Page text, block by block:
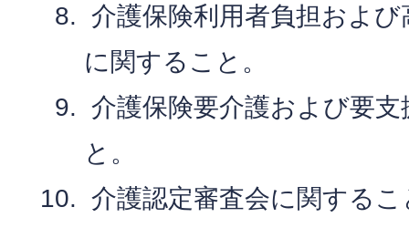
介護保険利用者負担およ
に関すること。
介護保険要介護および要
と。
介護認定審査会に関するこ